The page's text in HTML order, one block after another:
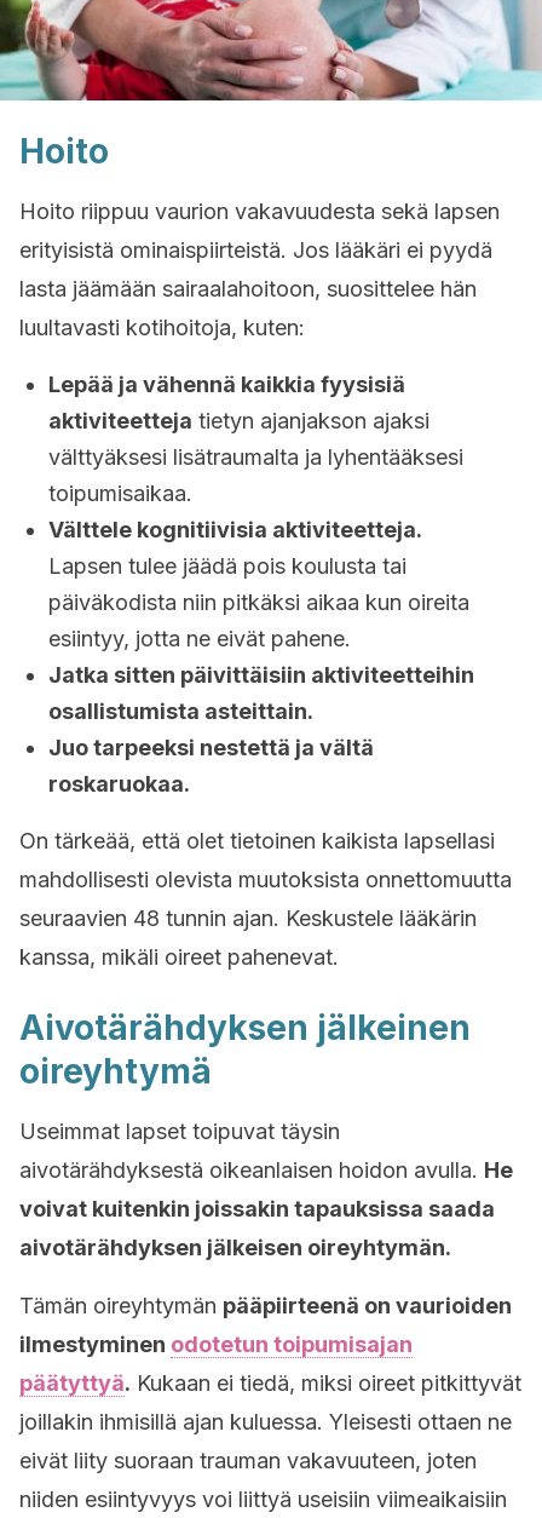
Hoito
Hoito riippuu vaurion vakavuudesta sekä lapsen
erityisistä ominaispiirteistä. Jos lääkäri ei pyydä
lasta jäämään sairaalahoitoon, suosittelee hän
luultavasti kotihoitoja, kuten:
Lepää ja vähennä kaikkia fyysisiä
aktiviteetteja tietyn ajanjakson ajaksi
välttyäksesi lisätraumalta ja lyhentääksesi
toipumisaikaa.
Välttele kognitiivisia aktiviteetteja.
Lapsen tulee jäädä pois koulusta tai
päiväkodista niin pitkäksi aikaa kun oireita
esiintyy, jotta ne eivät pahene.
Jatka sitten päivittäisiin aktiviteetteihin
osallistumista asteittain.
Juo tarpeeksi nestettä ja vältä
roskaruokaa.
On tärkeää, että olet tietoinen kaikista lapsellasi
mahdollisesti olevista muutoksista onnettomuutta
seuraavien 48 tunnin ajan. Keskustele lääkärin
kanssa, mikäli oireet pahenevat.
Aivotärähdyksen jälkeinen
oireyhtymä
Useimmat lapset toipuvat täysin
aivotärähdyksestä oikeanlaisen hoidon avulla. He
voivat kuitenkin joissakin tapauksissa saada
aivotärähdyksen jälkeisen oireyhtymän.
Tämän oireyhtymän pääpiirteenä on vaurioiden
ilmestyminen odotetun toipumisajan
päätyttyä. Kukaan ei tiedä, miksi oireet pitkittyvät
joillakin ihmisillä ajan kuluessa. Yleisesti ottaen ne
eivät liity suoraan trauman vakavuuteen, joten
niiden esiintyvyys voi liittyä useisiin viimeaikaisiin